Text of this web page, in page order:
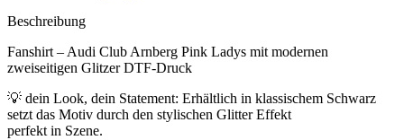
Beschreibung
Fanshirt – Audi Club Arnberg Pink Ladys mit modernen
zweiseitigen Glitzer DTF-Druck
💡 dein Look, dein Statement: Erhältlich in klassischem Schwarz
setzt das Motiv durch den stylischen Glitter Effekt
perfekt in Szene.